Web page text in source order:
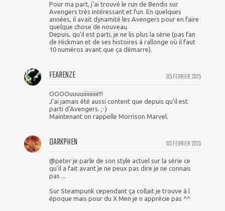
Pour ma part, j'ai trouvé le run de Bendis sur
Avengers très intéressant et fun. En quelques
années, il avait dynamité les Avengers pour en faire
quelque chose de nouveau.
Depuis, qu'il est parti, je ne lis plus la série (pas fan
de Hickman et de ses histoires à rallonge où il faut
10 numéros avant que ça démarre).
05 FEVRIER 2015
FEARENZE
OOOOuuuuiiiiiiiiii!!!
J'ai jamais été aussi content que depuis qu'il est
parti d'Avengers. ;-)
Maintenant on rappelle Morrison Marvel.
05 FEVRIER 2015
DARKPHEN
@peter je parle de son style actuel sur la série ce
qu'il a fait avant je ne peux pas dire je ne connais
pas ...
Sur Steampunk cependant ça collait je trouve à l
époque mais pour du X Men je n apprécie pas ^^